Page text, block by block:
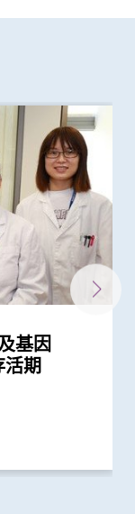
基因
期
生物标记
的存活期
蟑螂」基
有助开
加强预
机制 开
尘蟎基因
及治疗
药性机制
」新功能
形成记忆
研究路
发药物
癌、结直
及生活
宜加强
活性材
用於修
物拥有数
维母细胞
症进展
降趋势
升
合作研究
神经发育
发「终身
研究的
成立十周
项目 助癌
物
癌症患者
查能侦测
映日后
发病率明
高
性发病率
显著
实 吸烟
风险增加
神经结构
损害记忆
靶点缓
肥胖型糖
实接受
患者患...
上升 以
为显著
以亚洲升
升幅度
现已接种
变异株
毒变异...
现 吸烟
病毒诱发
肺癌 揭
癌疗法
现 第三
抵抗新
破解基因
为开发
症康复者
药疗相
研团队发
冷」转
发展更有
究发现人
方法的机
肺炎高危
在机制
应的大脑
引致的
床医学院
基因编
T细胞...
临床研究
方法
气管微波
例
儿童癌症
发「终身
癌治疗
传奇」
协会颁发
启动 免
与多种
有效延长
率有年轻
调节机制
「电磁导
踪及抽
2毫米...
对晚期鼻
」有效延
平之关键
损害主
领先生物
专才 开
治疗研讨
服务发
推崇
鼻咽癌筛
数
」破解大
证实 新标
图谱 突
治疗研讨
路为未
成新发现
基因技
子老化
退化基
氏症」带
治疗研讨
遇及挑
治疗研讨
区
实验及成
疗 治癌
治疗研讨
缓治疗
个临床研
能有效
人员纾缓
瘤手术治
确度
大引入
临床遗传
遗传病门
今天正式
发现脑痫
主办 第
届癌症护
早预防肠